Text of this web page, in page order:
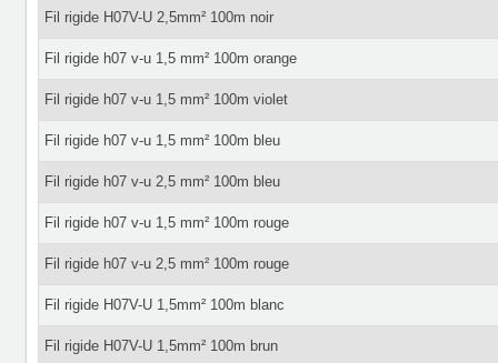
Fil rigide H07V-U 2,5mm² 100m noir
Fil rigide h07 v-u 1,5 mm² 100m orange
Fil rigide h07 v-u 1,5 mm² 100m violet
Fil rigide h07 v-u 1,5 mm² 100m bleu
Fil rigide h07 v-u 2,5 mm² 100m bleu
Fil rigide h07 v-u 1,5 mm² 100m rouge
Fil rigide h07 v-u 2,5 mm² 100m rouge
Fil rigide H07V-U 1,5mm² 100m blanc
Fil rigide H07V-U 1,5mm² 100m brun